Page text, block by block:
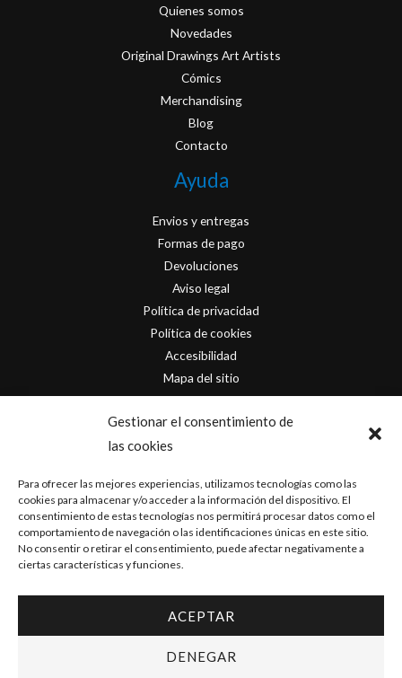
Gestionar el consentimiento de
las cookies
Para ofrecer las mejores experiencias, utilizamos tecnologías como las
cookies para almacenar y/o acceder a la información del dispositivo. El
consentimiento de estas tecnologías nos permitirá procesar datos como el
comportamiento de navegación o las identificaciones únicas en este sitio.
No consentir o retirar el consentimiento, puede afectar negativamente a
ciertas características y funciones.
ACEPTAR
DENEGAR
Quienes somos
Novedades
Original Drawings Art Artists
Cómics
Merchandising
Blog
Contacto
Ayuda
Envios y entregas
Formas de pago
Devoluciones
Aviso legal
Política de privacidad
Política de cookies
Accesibilidad
Mapa del sitio
Contacto
info@originofcomics.com
Facebook
Instagram